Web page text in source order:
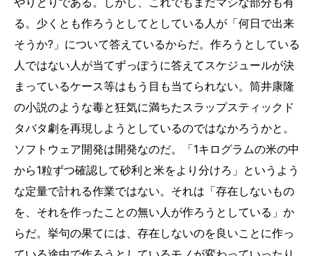
る。少くとも作ろうとしてとしている人が「何日で出来
そうか?」について答えているからだ。作ろうとしている
人ではない人が当てずっぽうに答えてスケジュールが決
まっているケース等はもう目も当てられない。筒井康隆
の小説のような毒と狂気に満ちたスラップスティックド
タバタ劇を再現しようとしているのではなかろうかと。
ソフトウェア開発は開発なのだ。「1キログラムの米の中
から1粒ずつ確認して砂利と米をより分けろ」というよう
な定量で計れる作業ではない。それは「存在しないもの
を、それを作ったことの無い人が作ろうとしている」か
らだ。挙句の果てには、存在しないのを良いことに作っ